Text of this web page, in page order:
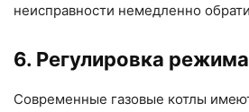
неисправности немедленно
6. Регулировка
Современные газовые котлы